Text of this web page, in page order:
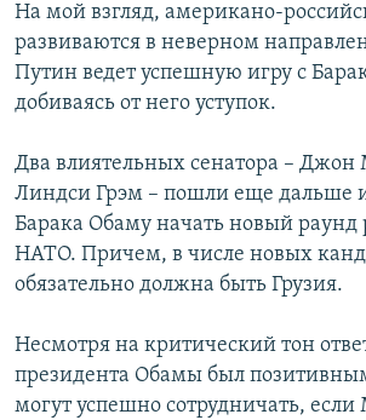
На мой взгляд, американо-
развиваются в неверном
Путин ведет успешную игру с
добиваясь от него уступок.
Два влиятельных сенатора –
Линдси Грэм – пошли еще дальше
Барака Обаму начать новый
НАТО. Причем, в числе новых
обязательно должна быть Грузия.
Несмотря на критический тон
президента Обамы был
могут успешно сотрудничать, если